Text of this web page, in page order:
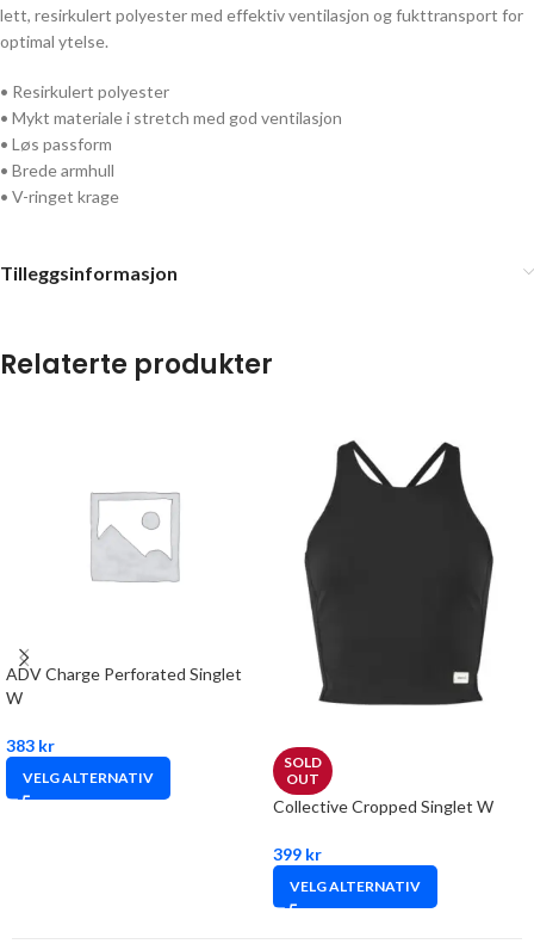
lett, resirkulert polyester med effektiv ventilasjon og fukttransport for
optimal ytelse.
• Resirkulert polyester
• Mykt materiale i stretch med god ventilasjon
• Løs passform
• Brede armhull
• V-ringet krage
Tilleggsinformasjon
Relaterte produkter
ADV Charge Perforated Singlet
W
383 kr
VELG ALTERNATIV
SOLD
OUT
Collective Cropped Singlet W
399 kr
VELG ALTERNATIV